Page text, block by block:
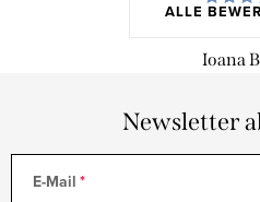
ALLE
Ioana
Newsletter
E-Mail